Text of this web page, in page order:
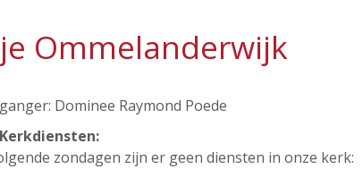
Ommelanderwijk
Dominee Raymond Poede
zondagen zijn er geen diensten in onze kerk: